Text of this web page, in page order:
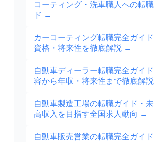
コーティング・洗車職人への転
ド →
カーコーティング転職完全ガイド
資格・将来性を徹底解説 →
自動車ディーラー転職完全ガイ
容から年収・将来性まで徹底解説
自動車製造工場の転職ガイド・
高収入を目指す全国求人動向 →
自動車販売営業の転職完全ガイド